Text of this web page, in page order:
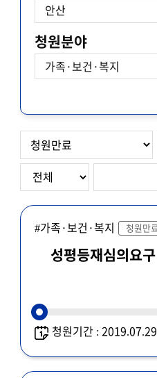
청원분야
#가족·보건·복지 청원만료
성평등재심의요구
청원기간 :